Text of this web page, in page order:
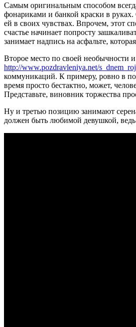
Самым оригинальным способом
фонариками и банкой краски в
ей в своих чувствах. Впрочем, этот
счастье начинает попросту
занимает надпись на асфальте,
Второе место по своей необычности
http://www.pozdravleniya.net/
коммуникаций. К примеру, ровно в
время просто бестактно, может,
Представьте, виновник торжества
Ну и третью позицию занимают
должен быть любимой девушкой,